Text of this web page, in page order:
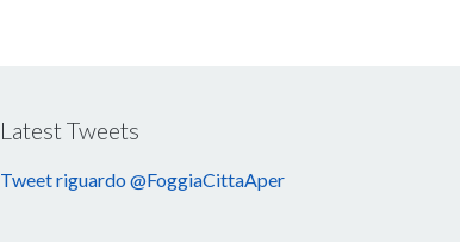
Latest Tweets
Tweet riguardo @FoggiaCittaAper